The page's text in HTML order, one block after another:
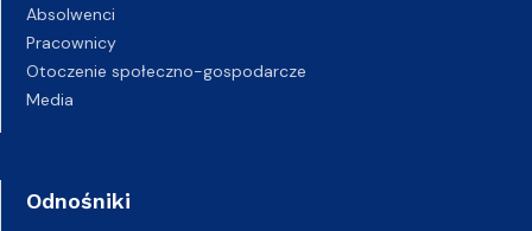
Absolwenci
Pracownicy
Otoczenie społeczno-gospodarcze
Media
Odnośniki